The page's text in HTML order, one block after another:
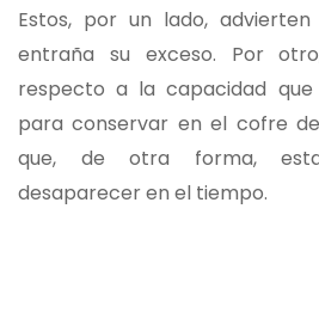
Estos, por un lado,
entraña su exceso. Por
respecto a la capacidad
para conservar en el cofre
que, de otra forma,
desaparecer en el tiempo.